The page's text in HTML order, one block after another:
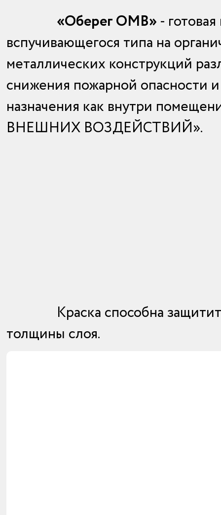
«Оберег ОМВ»-
вспучивающегося типа на
металлических конструкций
снижения пожарной опасности
назначения как внутри
ВНЕШНИХ ВОЗДЕЙСТВИЙ».
Краска способна
толщины слоя.